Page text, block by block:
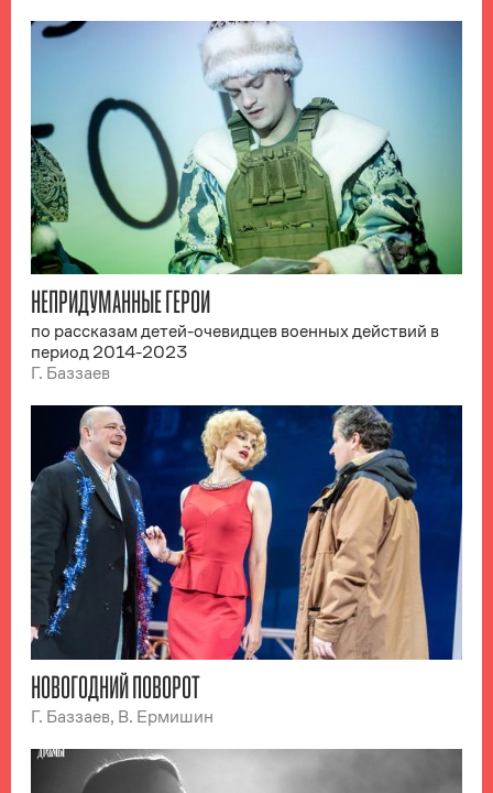
НЕПРИДУМАННЫЕ ГЕРОИ
по рассказам детей-очевидцев военных действий в
период 2014-2023
Г. Баззаев
НОВОГОДНИЙ ПОВОРОТ
Г. Баззаев, В. Ермишин